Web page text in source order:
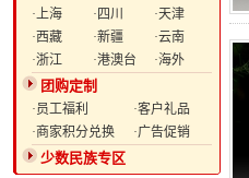
·上海
·四川
·天津
·西藏
·新疆
·云南
·浙江
·港澳台 ·海外
团购定制
·员工福利
·客户礼品
·商家积分兑换
·广告促销
少数民族专区